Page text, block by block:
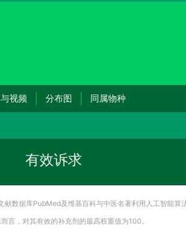
视频 分布图 同属物种
有效诉求
献数据库PubMed及维基百科与中医名著利用人工智能算
言，对其有效的补充剂的最高权重值为100。